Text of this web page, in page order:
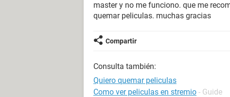
master y no me funciono. que me
quemar peliculas. muchas gracias
Compartir
Consulta también:
Quiero quemar peliculas
Como ver peliculas en stremio - Guide